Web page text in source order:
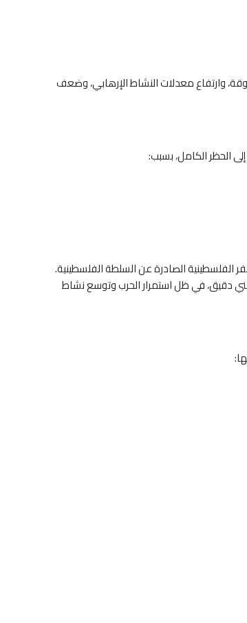
وارتفاع معدلات النشاط الإرهابي، وضعف
الحظر الكامل، بسبب:
الفلسطينية الصادرة عن السلطة الفلسطينية.
دقيق، في ظل استمرار الحرب وتوسع نشاط